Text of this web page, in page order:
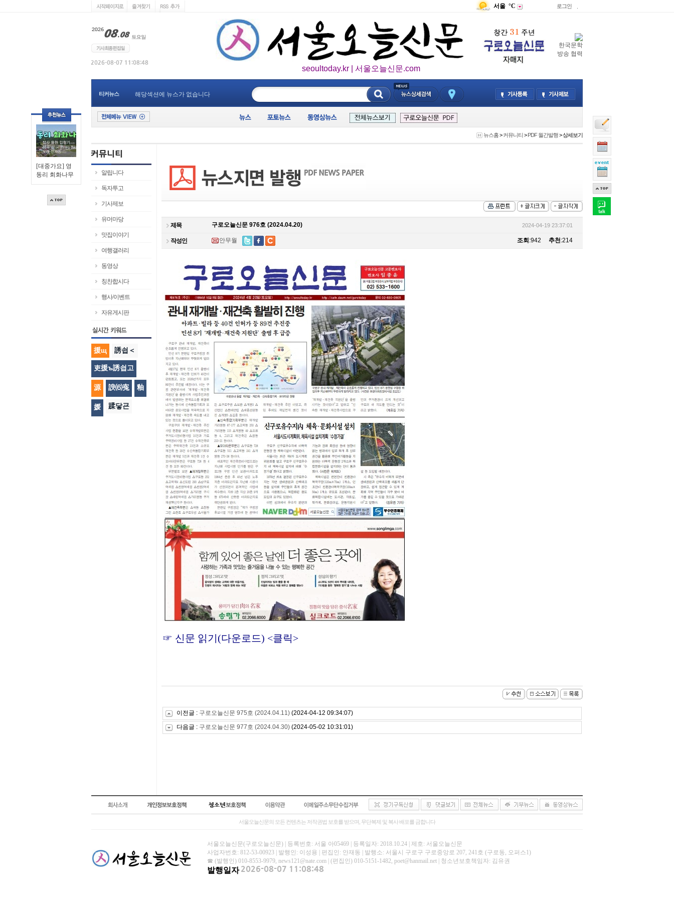
[대중가요] 영
동리 회화나무
서울 °C 로그인
seoultoday.kr | 서울오늘신문.com
한국문학
방송 협력
티커뉴스 해당섹션에 뉴스가 없습니다
뉴스홈>커뮤니티>PDF 월간발행> 상세보기
알립니다
독자투고
기사제보
유머마당
맛집이야기
여행갤러리
동영상
칭찬합시다
행사/이벤트
자유게시판
援щ 誘쇱＜
吏援ъ誘쇱고
源 諛⑹寃 釉
媛 蹂닿굔
제목 구로오늘신문 976호 (2024.04.20) 2024-04-19 23:37:01
작성인 안무월 조회 :942 추천:214
☞ 신문 읽기(다운로드) <클릭>
이전글 : 구로오늘신문 975호 (2024.04.11) (2024-04-12 09:34:07)
다음글 : 구로오늘신문 977호 (2024.04.30) (2024-05-02 10:31:01)
서울오늘신문의 모든 컨텐츠는 저작권법 보호를 받으며, 무단복제 및 복사 배포를 금합니다
서울오늘신문(구로오늘신문) | 등록번호: 서울 아05469 | 등록일자: 2018.10.24 | 제호: 서울오늘신문
사업자번호: 812-53-00923 | 발행인: 이성용 | 편집인: 안재동 | 발행소: 서울시 구로구 구로중앙로 207, 241호 (구로동, 오퍼스1)
☎ (발행인) 010-8553-9979, news121@nate.com | (편집인) 010-5151-1482, poet@hanmail.net | 청소년보호책임자: 김유권
발행일자